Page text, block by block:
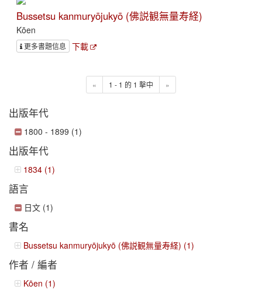
Bussetsu kanmuryōjukyō (佛説観無量寿経)
Kōen
更多書題信息 下載
« 1 - 1 的 1 擊中 »
出版年代
1800 - 1899 (1)
出版年代
1834 (1)
語言
日文 (1)
書名
Bussetsu kanmuryōjukyō (佛説観無量寿経) (1)
作者 / 編者
Kōen (1)